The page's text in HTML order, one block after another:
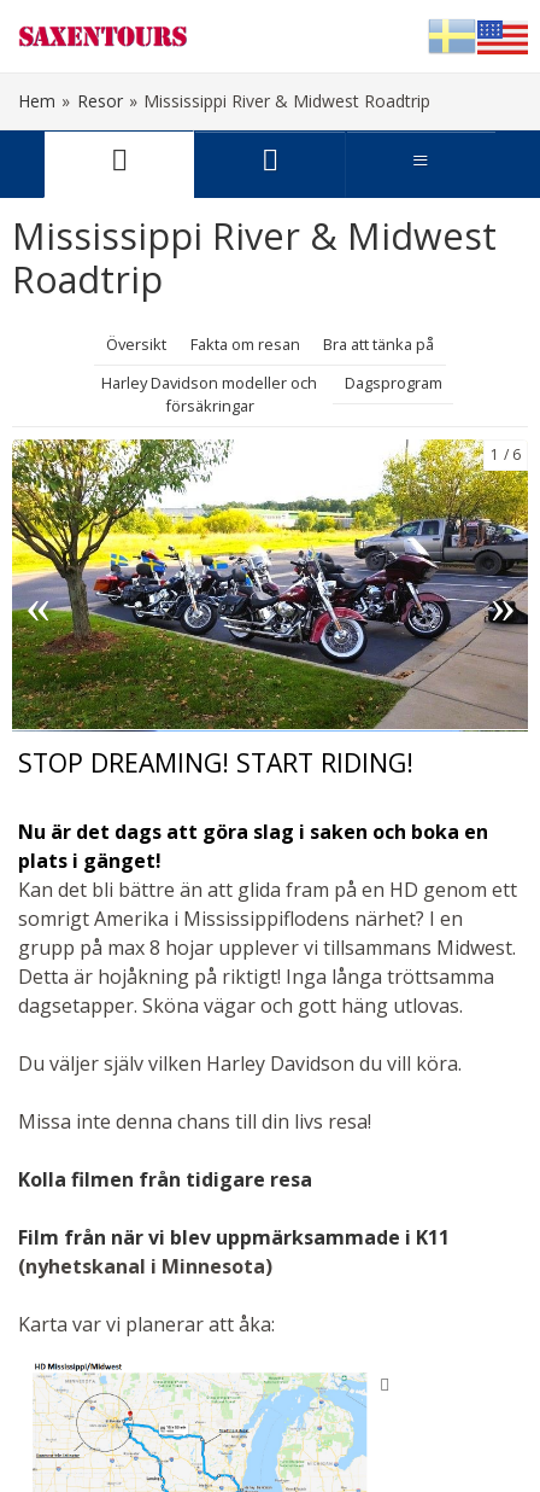
SvenskaEnglish
Hem » Resor » Mississippi River & Midwest Roadtrip
Mississippi River & Midwest
Roadtrip
Översikt Fakta om resan
Bra att tänka på
Harley Davidson modeller och
försäkringar
Dagsprogram
1 6
STOP DREAMING! START RIDING!
Nu är det dags att göra slag i saken och boka en
plats i gänget!
Kan det bli bättre än att glida fram på en HD genom ett
somrigt Amerika i Mississippiflodens närhet? I en
grupp på max 8 hojar upplever vi tillsammans Midwest.
Detta är hojåkning på riktigt! Inga långa tröttsamma
dagsetapper. Sköna vägar och gott häng utlovas.
Du väljer själv vilken Harley Davidson du vill köra.
Missa inte denna chans till din livs resa!
Kolla filmen från tidigare resa
Film från när vi blev uppmärksammade i K11
(nyhetskanal i Minnesota)
Karta var vi planerar att åka: